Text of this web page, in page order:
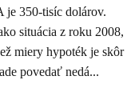
je 350-tisíc dolárov.
situácia z roku 2008,
miery hypoték je skôr
povedať nedá...